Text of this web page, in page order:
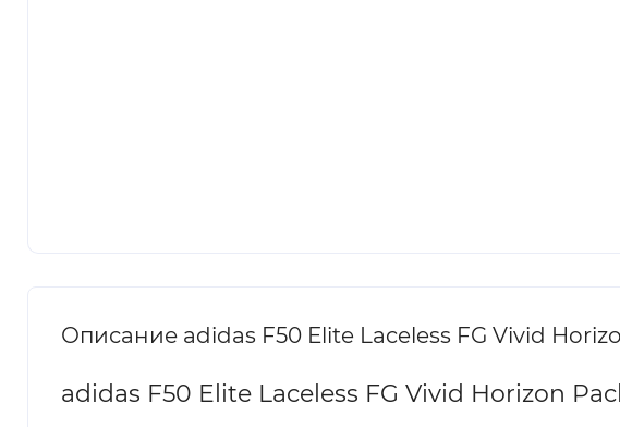
Описание adidas F50 Elite Laceless FG Vivid
adidas F50 Elite Laceless FG Vivid Horizon